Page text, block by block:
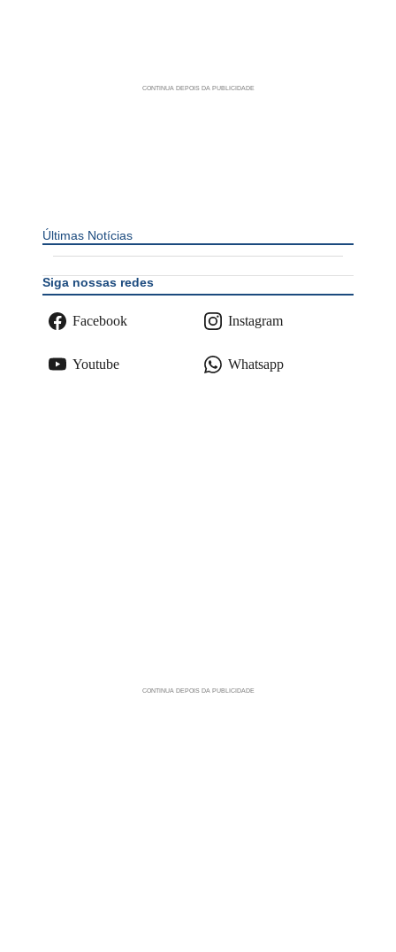
Últimas Notícias
Siga nossas redes
Facebook Instagram
Youtube Whatsapp